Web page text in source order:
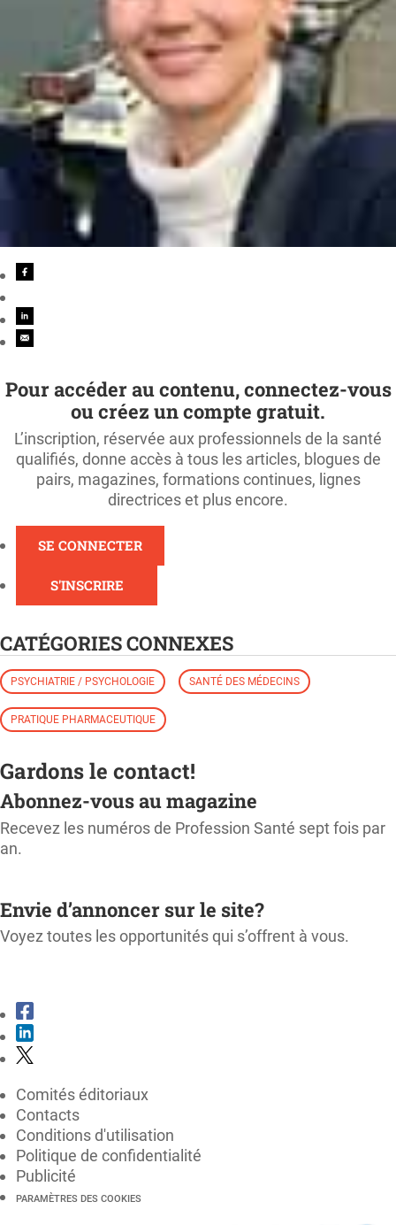
Pour accéder au contenu, connectez-vous
ou créez un compte gratuit.
L’inscription, réservée aux professionnels de la santé
qualifiés, donne accès à tous les articles, blogues de
pairs, magazines, formations continues, lignes
directrices et plus encore.
SE CONNECTER
S'INSCRIRE
CATÉGORIES CONNEXES
PSYCHIATRIE / PSYCHOLOGIE SANTÉ DES MÉDECINS
PRATIQUE PHARMACEUTIQUE
Gardons le contact!
Abonnez-vous au magazine
Recevez les numéros de Profession Santé sept fois par
an.
Envie d’annoncer sur le site?
Voyez toutes les opportunités qui s’offrent à vous.
Comités éditoriaux
Contacts
Conditions d'utilisation
Politique de confidentialité
Publicité
PARAMÈTRES DES COOKIES